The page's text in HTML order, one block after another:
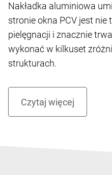
Nakładka aluminiowa
stronie okna PCV jest nie
pielęgnacji i znacznie
wykonać w kilkuset
strukturach.